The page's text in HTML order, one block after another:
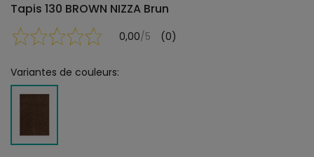
Tapis 130 BROWN NIZZA Brun
0,00/5 (0)
Variantes de couleurs: